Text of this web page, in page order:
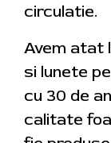
circulatie.
Avem atat
si lunete
cu 30 de
calitate